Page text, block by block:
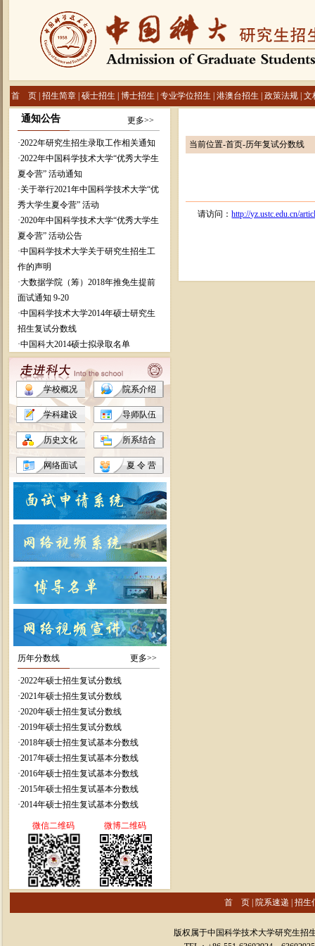
首 页 |招生简章 |硕士招生 |博士招生 |专业学位招生 港澳台招生 |政策法规 |文
通知公告 更多>>
·2022年研究生招生录取工作相关通知
·2022年中国科学技术大学“优秀大学生
夏令营” 活动通知
·关于举行2021年中国科学技术大学“优
秀大学生夏令营” 活动
·2020年中国科学技术大学“优秀大学生
夏令营” 活动公告
·中国科学技术大学关于研究生招生工
作的声明
·大数据学院（筹）2018年推免生提前
面试通知 9-20
·中国科学技术大学2014年硕士研究生
招生复试分数线
·中国科大2014硕士拟录取名单
学校概况 院系介绍
学科建设 导师队伍
历史文化 所系结合
网络面试 夏 令 营
历年分数线 更多>>
·2022年硕士招生复试分数线
·2021年硕士招生复试分数线
·2020年硕士招生复试分数线
·2019年硕士招生复试分数线
·2018年硕士招生复试基本分数线
·2017年硕士招生复试基本分数线
·2016年硕士招生复试基本分数线
·2015年硕士招生复试基本分数线
·2014年硕士招生复试基本分数线
微信二维码 微博二维码
当前位置-首页-历年复试分数线
请访问：http://yz.ustc.edu.cn/
首 页 院系速递 |招生
版权属于中国科学技术大学研究生招